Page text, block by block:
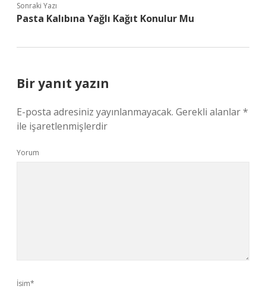
Sonraki Yazı
Pasta Kalıbına Yağlı Kağıt Konulur Mu
Bir yanıt yazın
E-posta adresiniz yayınlanmayacak. Gerekli alanlar*
ile işaretlenmişlerdir
Yorum
İsim*